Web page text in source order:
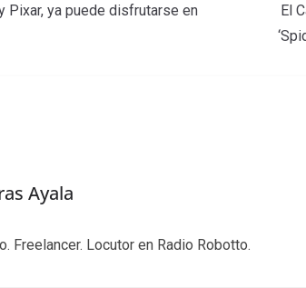
Pixar, ya puede disfrutarse en
El
Ayala
Freelancer. Locutor en Radio Robotto.